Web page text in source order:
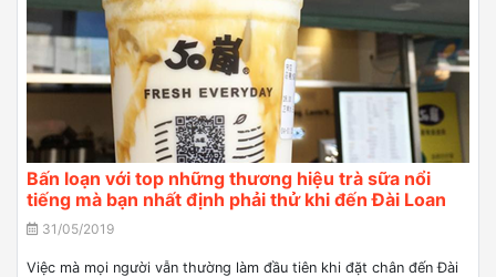
Bấn loạn với top những thương hiệu trà sữa nổi
tiếng mà bạn nhất định phải thử khi đến Đài Loan
31/05/2019
Việc mà mọi người vẫn thường làm đầu tiên khi đặt chân đến Đài